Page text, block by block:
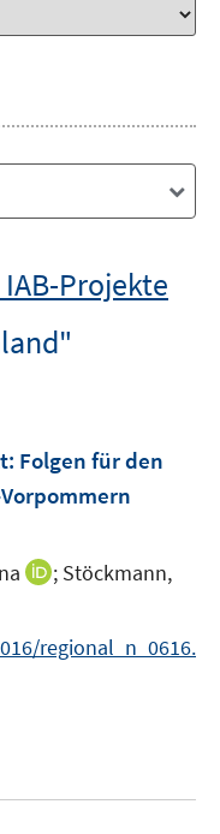
IAB-Projekte
: Folgen für den
I
e
e
; Stöckmann,
regional_n_0616.